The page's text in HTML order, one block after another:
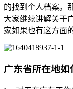
的找到个人档案。
大家继续讲解关于
家如果也有这方面
广东省所在地